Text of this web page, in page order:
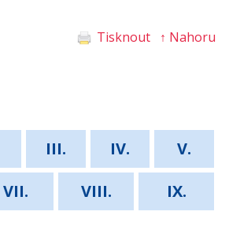
Tisknout ↑ Nahoru
III. IV.
V.
VII. VIII. IX.